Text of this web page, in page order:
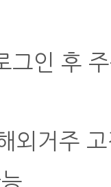
그인 후
외거주